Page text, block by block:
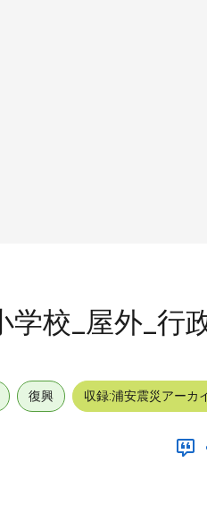
校_屋外_行
復興 収録:浦安震災アーカイ